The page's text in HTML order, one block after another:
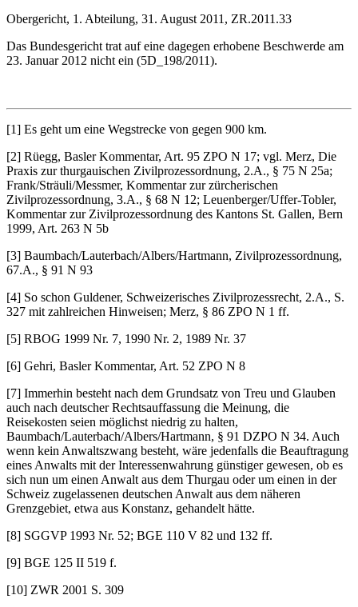
Obergericht, 1. Abteilung, 31. August 2011, ZR.2011.33
Das Bundesgericht trat auf eine dagegen erhobene Beschwerde am
23. Januar 2012 nicht ein (5D_198/2011).
[1] Es geht um eine Wegstrecke von gegen 900 km.
[2] Rüegg, Basler Kommentar, Art. 95 ZPO N 17; vgl. Merz, Die
Praxis zur thurgauischen Zivilprozessordnung, 2.A., § 75 N 25a;
Frank/Sträuli/Messmer, Kommentar zur zürcherischen
Zivilprozessordnung, 3.A., § 68 N 12; Leuenberger/Uffer-Tobler,
Kommentar zur Zivilprozessordnung des Kantons St. Gallen, Bern
1999, Art. 263 N 5b
[3] Baumbach/Lauterbach/Albers/Hartmann, Zivilprozessordnung,
67.A., § 91 N 93
[4] So schon Guldener, Schweizerisches Zivilprozessrecht, 2.A., S.
327 mit zahlreichen Hinweisen; Merz, § 86 ZPO N 1 ff.
[5] RBOG 1999 Nr. 7, 1990 Nr. 2, 1989 Nr. 37
[6] Gehri, Basler Kommentar, Art. 52 ZPO N 8
[7] Immerhin besteht nach dem Grundsatz von Treu und Glauben
auch nach deutscher Rechtsauffassung die Meinung, die
Reisekosten seien möglichst niedrig zu halten,
Baumbach/Lauterbach/Albers/Hartmann, § 91 DZPO N 34. Auch
wenn kein Anwaltszwang besteht, wäre jedenfalls die Beauftragung
eines Anwalts mit der Interessenwahrung günstiger gewesen, ob es
sich nun um einen Anwalt aus dem Thurgau oder um einen in der
Schweiz zugelassenen deutschen Anwalt aus dem näheren
Grenzgebiet, etwa aus Konstanz, gehandelt hätte.
[8] SGGVP 1993 Nr. 52; BGE 110 V 82 und 132 ff.
[9] BGE 125 II 519 f.
[10] ZWR 2001 S. 309